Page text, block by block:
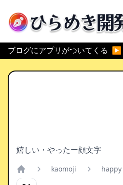
ひらめき開発
ブログにアプリがついてくる ▶
嬉しい・やったー顔文字
Home
kaomoji happy